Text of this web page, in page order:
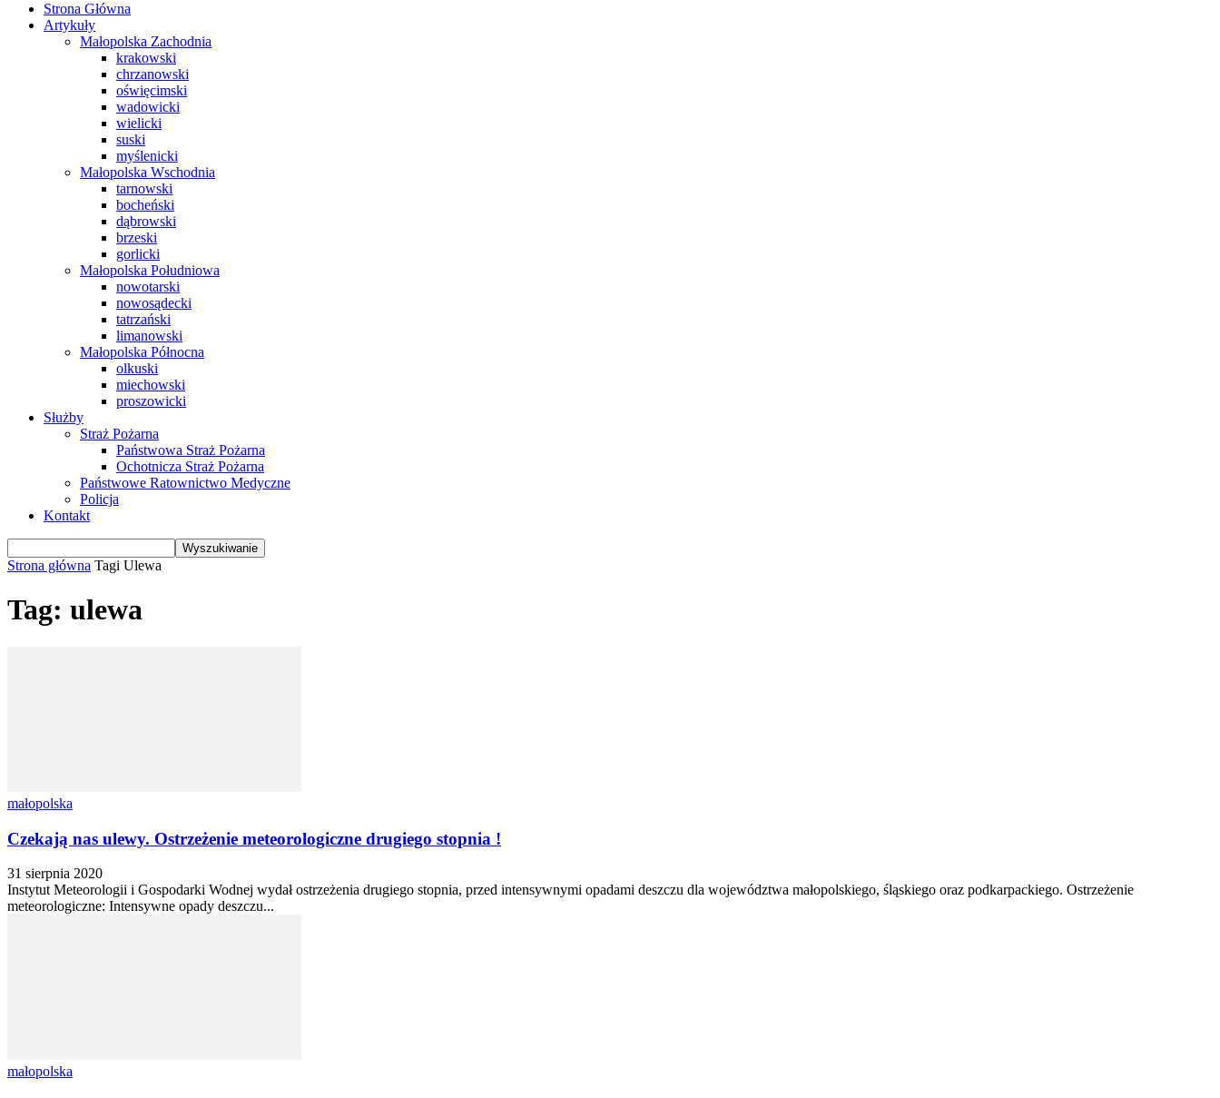
Strona Główna
Artykuły
Małopolska Zachodnia
krakowski
chrzanowski
oświęcimski
wadowicki
wielicki
suski
myślenicki
Małopolska Wschodnia
tarnowski
bocheński
dąbrowski
brzeski
gorlicki
Małopolska Południowa
nowotarski
nowosądecki
tatrzański
limanowski
Małopolska Północna
olkuski
miechowski
proszowicki
Służby
Straż Pożarna
Państwowa Straż Pożarna
Ochotnicza Straż Pożarna
Państwowe Ratownictwo Medyczne
Policja
Kontakt
Strona główna Tagi Ulewa
Tag: ulewa
małopolska
Czekają nas ulewy. Ostrzeżenie meteorologiczne drugiego stopnia !
31 sierpnia 2020
Instytut Meteorologii i Gospodarki Wodnej wydał ostrzeżenia drugiego stopnia, przed intensywnymi opadami deszczu dla województwa małopolskiego, śląskiego oraz podkarpackiego. Ostrzeżenie
meteorologiczne: Intensywne opady deszczu...
małopolska